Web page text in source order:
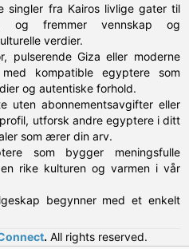
singler fra Kairos livlige gater til
og fremmer vennskap og
verdier.
pulserende Giza eller moderne
kompatible egyptere som
og autentiske forhold.
uten abonnementsavgifter eller
utforsk andre egyptere i ditt
som ærer din arv.
som bygger meningsfulle
rike kulturen og varmen i vår
begynner med et enkelt
. All rights reserved.